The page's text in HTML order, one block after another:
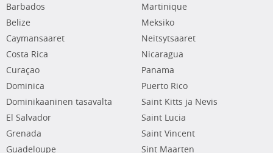
Barbados
Belize
Caymansaaret
Costa Rica
Curaçao
Dominica
Dominikaaninen tasavalta
El Salvador
Grenada
Guadeloupe
Martinique
Meksiko
Neitsytsaaret
Nicaragua
Panama
Puerto Rico
Saint Kitts ja Nevis
Saint Lucia
Saint Vincent
Sint Maarten